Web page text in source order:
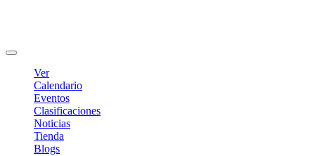
Ver
Calendario
Eventos
Clasificaciones
Noticias
Tienda
Blogs